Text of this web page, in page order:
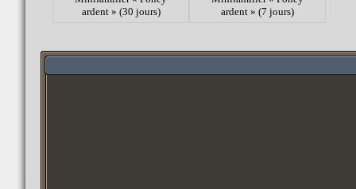
ardent » (30 jours)
ardent » (7 jours)